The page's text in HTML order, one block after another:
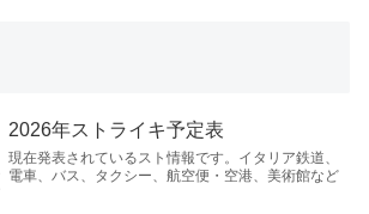
2026年ストライキ予定表
現在発表されているスト情報です。イタリア鉄道、
電車、バス、タクシー、航空便・空港、美術館など